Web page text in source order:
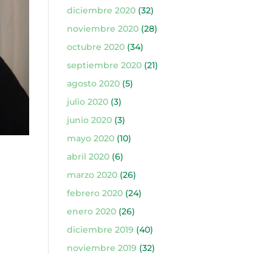
diciembre 2020(32)
noviembre 2020(28)
octubre 2020(34)
septiembre 2020(21)
agosto 2020(5)
julio 2020(3)
junio 2020(3)
mayo 2020(10)
abril 2020(6)
marzo 2020(26)
febrero 2020(24)
enero 2020(26)
diciembre 2019 (40)
noviembre 2019 (32)